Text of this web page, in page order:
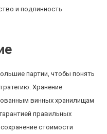
и подлинность
партии, чтобы понять
Хранение
винных хранилищам
правильных
стоимости